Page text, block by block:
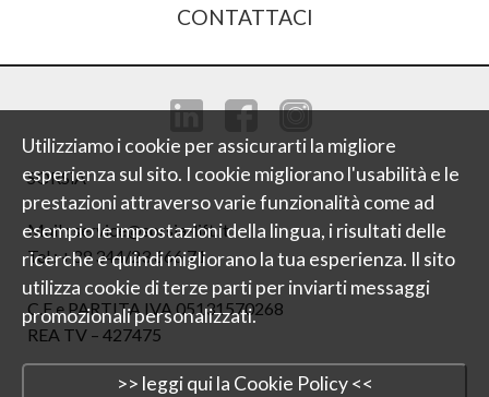
CONTATTACI
SORSìA
Mail : service@sorsia-lift.it
Tel : +39 344/23 666 71
C.F e PARTITA IVA 05131570268
REA TV – 427475
Utilizziamo i cookie per assicurarti la migliore
esperienza sul sito. I cookie migliorano l'usabilità e le
prestazioni attraverso varie funzionalità come ad
esempio le impostazioni della lingua, i risultati delle
ricerche e quindi migliorano la tua esperienza. Il sito
utilizza cookie di terze parti per inviarti messaggi
promozionali personalizzati.
>> leggi qui la Cookie Policy <<